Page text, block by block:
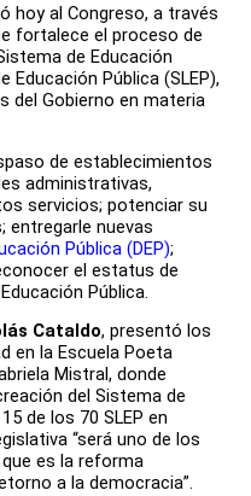
hoy al Congreso, a través
fortalece el proceso de
de Educación
Educación Pública (SLEP),
del Gobierno en materia
de establecimientos
administrativas,
servicios; potenciar su
entregarle nuevas
Pública (DEP);
el estatus de
Pública.
Cataldo, presentó los
en la Escuela Poeta
Mistral, donde
del Sistema de
de los 70 SLEP en
“será uno de los
es la reforma
a la democracia”.